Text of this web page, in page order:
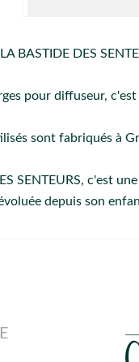
BASTIDE DES
pour diffuseur,
sont fabriqués à
SENTEURS, c'est
depuis son